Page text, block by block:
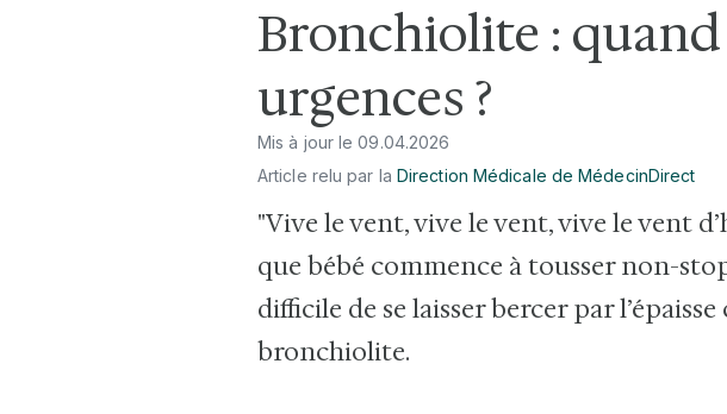
Bronchiolite :
urgences ?
Mis à jour le09.04.2026
Article relu par la Direction Médicale de MédecinDirect
"Vive le vent, vive le vent, vive le vent
que bébé commence à tousser non-
difficile de se laisser bercer par
bronchiolite.